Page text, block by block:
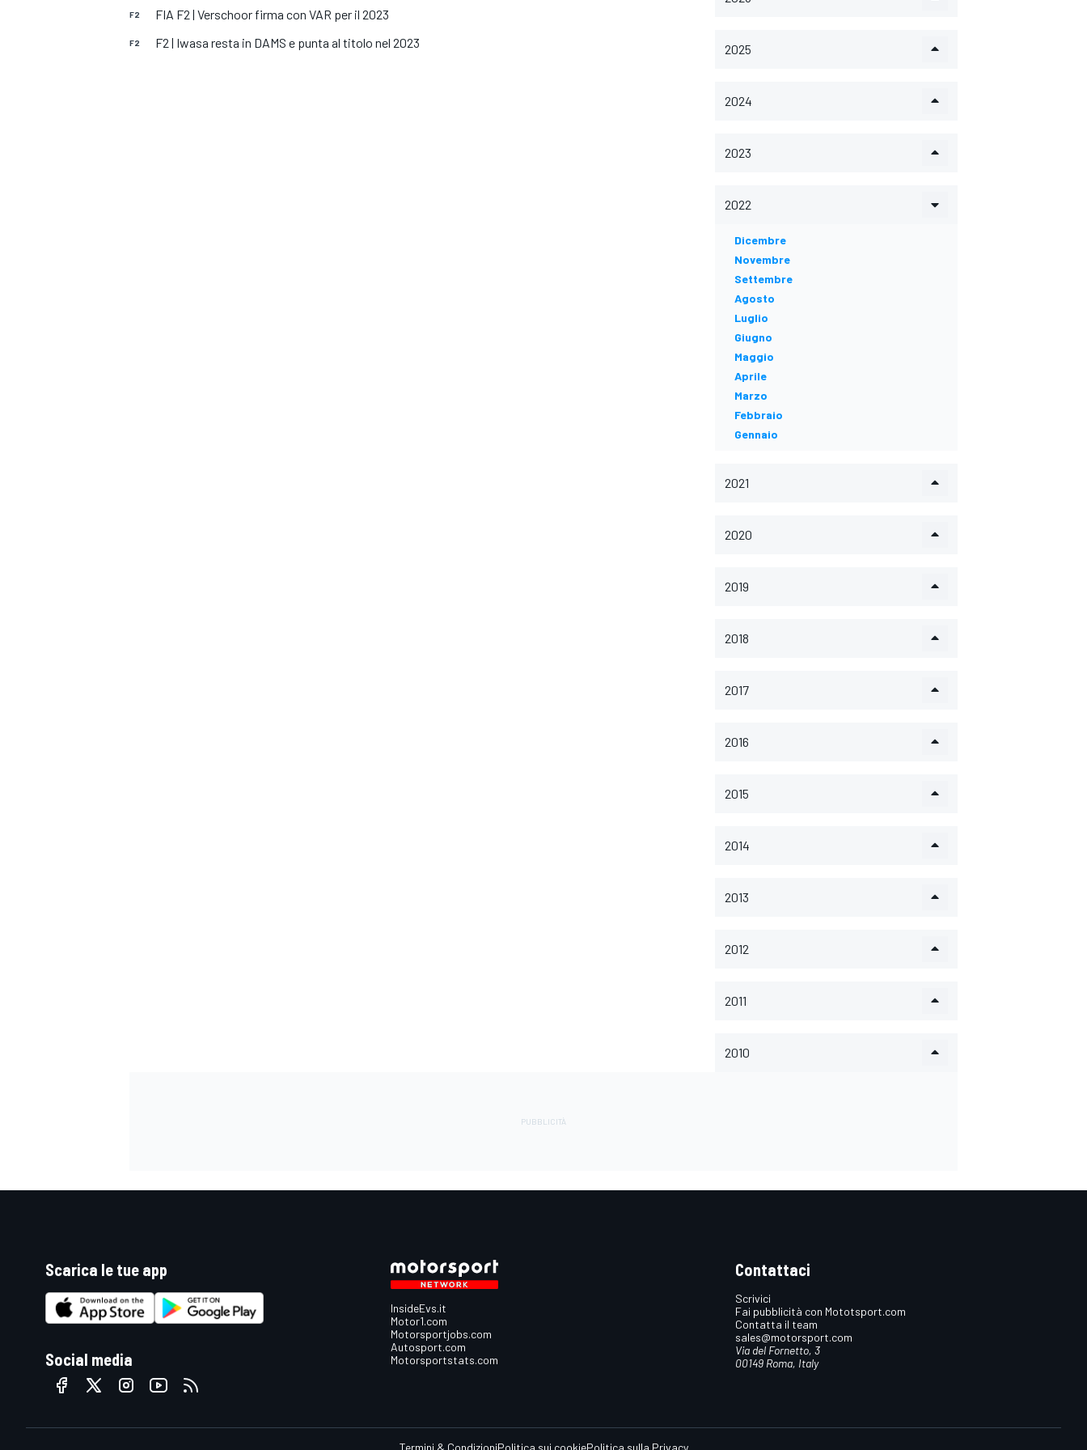
MOTOGP WEC
ENDURANCE/GT
F2 FIA F2 | Verschoor firma con VAR per il 2023
F2 F2 | Iwasa resta in DAMS e punta al titolo nel 2023 2025
2024
2023
2022
Dicembre
Novembre
Settembre
Agosto
Luglio
Giugno
Maggio
Aprile
Marzo
Febbraio
Gennaio
2021
2020
2019
2018
2017
2016
2015
2014
2013
2012
2011
2010
Scarica le tue app
Social media
InsideEvs.it
Motor1.com
Motorsportjobs.com
Autosport.com
Motorsportstats.com
Contattaci
Scrivici
Fai pubblicità con Mototsport.com
Contatta il team
sales@motorsport.com
Via del Fornetto, 3
00149 Roma, Italy